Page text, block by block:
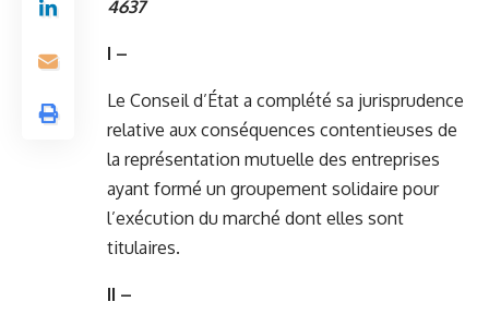
4637
I –
Le Conseil d’État a complété sa jurisprudence
relative aux conséquences contentieuses de
la représentation mutuelle des entreprises
ayant formé un groupement solidaire pour
l’exécution du marché dont elles sont
titulaires.
II –